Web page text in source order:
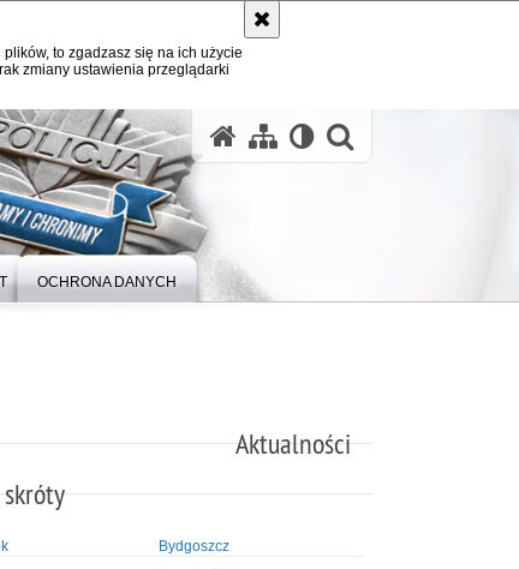
to zgadzasz się na ich użycie
zmiany ustawienia przeglądarki
OCHRONA DANYCH
Aktualności
Bydgoszcz